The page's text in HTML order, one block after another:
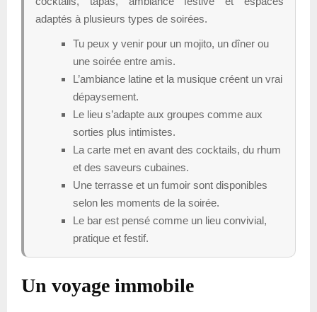
adaptés à plusieurs types de soirées.
Tu peux y venir pour un mojito, un dîner ou
une soirée entre amis.
L’ambiance latine et la musique créent un vrai
dépaysement.
Le lieu s’adapte aux groupes comme aux
sorties plus intimistes.
La carte met en avant des cocktails, du rhum
et des saveurs cubaines.
Une terrasse et un fumoir sont disponibles
selon les moments de la soirée.
Le bar est pensé comme un lieu convivial,
pratique et festif.
Un voyage immobile